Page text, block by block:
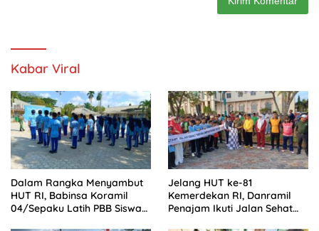
Kabar Viral
Dalam Rangka Menyambut
HUT RI, Babinsa Koramil
04/Sepaku Latih PBB Siswa
Jelang HUT ke-81
Kemerdekan RI, Danramil
Penajam Ikuti Jalan Sehat